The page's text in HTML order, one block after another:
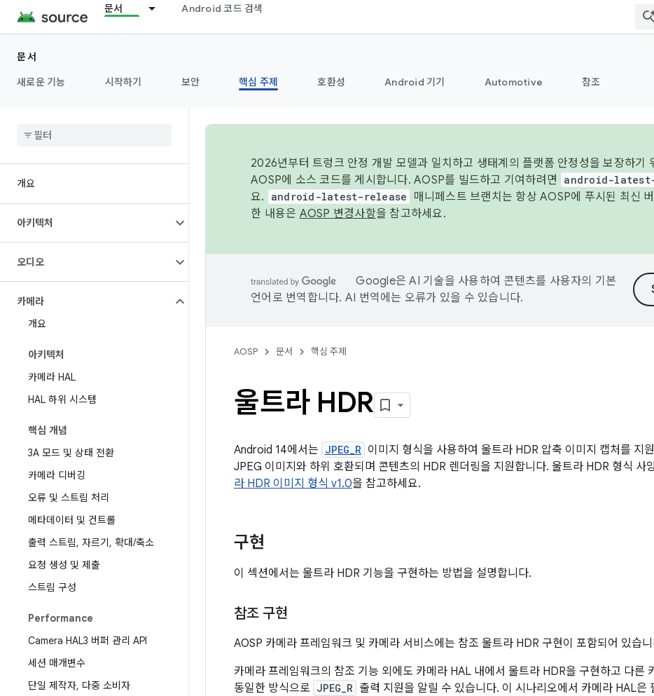
문서 Android 코드 검색
문서
새로운 기능
시작하기 보안 핵심 주제 호환성 Android 기기 Automotive 참조
개요
아키텍처
오디오
카메라
개요
아키텍처
카메라 HAL
HAL 하위 시스템
핵심 개념
3A 모드 및 상태 전환
카메라 디버깅
오류 및 스트림 처리
메타데이터 및 컨트롤
출력 스트림, 자르기, 확대/축소
요청 생성 및 제출
스트림 구성
Performance
Camera HAL3 버퍼 관리 API
세션 매개변수
단일 제작자, 다중 소비자
2026년부터 트렁크 안정 개발 모델과 일치하고 생태계의 플랫폼 안정성을 보장하기
AOSP에 소스 코드를 게시합니다. AOSP를 빌드하고 기여하려면
android-
요.
android-latest-release
매니페스트 브랜치는 항상 AOSP에 푸시된 최신
한 내용은 AOSP 변경사항을 참고하세요.
Google은 AI 기술을 사용하여 콘텐츠를 사용자의 기본
언어로 번역합니다. AI 번역에는 오류가 있을 수 있습니다.
AOSP 문서 핵심 주제
울트라 HDR
Android 14에서는 JPEG_R 이미지 형식을 사용하여 울트라 HDR 압축 이미지 캡처를 지
JPEG 이미지와 하위 호환되며 콘텐츠의 HDR 렌더링을 지원합니다. 울트라 HDR 형식 사
라 HDR 이미지 형식 v1.0을 참고하세요.
구현
이 섹션에서는 울트라 HDR 기능을 구현하는 방법을 설명합니다.
참조 구현
AOSP 카메라 프레임워크 및 카메라 서비스에는 참조 울트라 HDR 구현이 포함되어 있습
카메라 프레임워크의 참조 기능 외에도 카메라 HAL 내에서 울트라 HDR을 구현하고 다른
동일한 방식으로 JPEG_R 출력 지원을 알릴 수 있습니다. 이 시나리오에서 카메라 HAL은